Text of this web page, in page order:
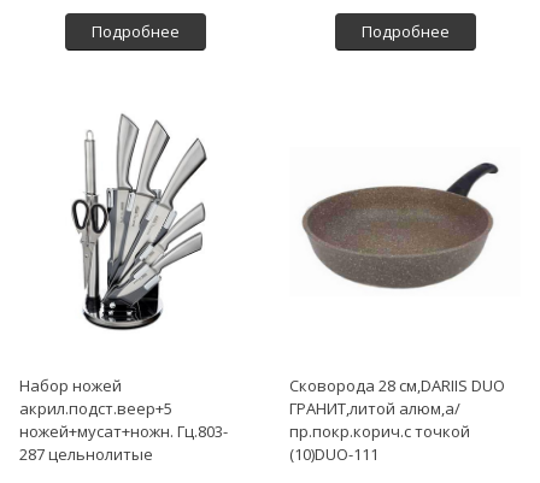
Подробнее Подробнее
Набор ножей
акрил.подст.веер+5
ножей+мусат+ножн. Гц.803-
287 цельнолитые
Сковорода 28 см,DARIIS DUO
ГРАНИТ,литой алюм,а/
пр.покр.корич.с точкой
(10)DUO-111